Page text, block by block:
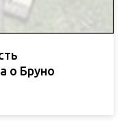
о Бруно